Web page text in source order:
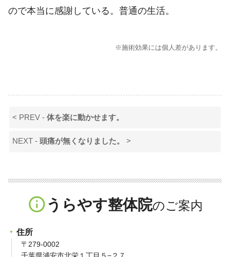
ので本当に感謝している。普通の生活。
※施術効果には個人差があります。
< PREV -体を楽に動かせます。
NEXT -頭痛が無くなりました。 >
info_outlineうらやす整体院
住所
〒279-0002